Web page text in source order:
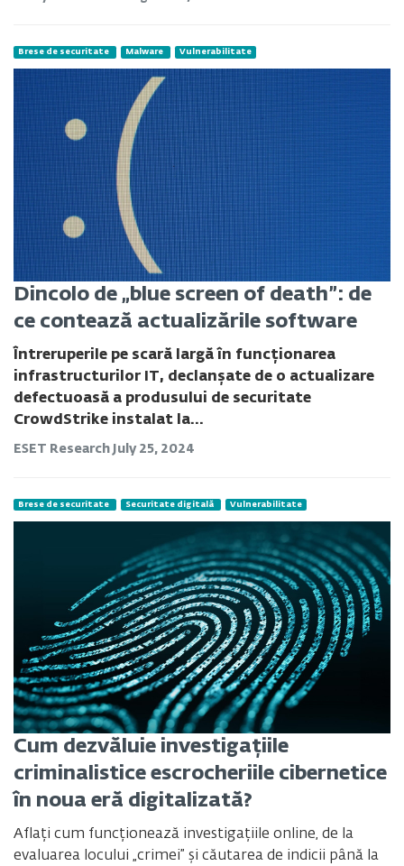
Brese de securitate Malware Vulnerabilitate
Dincolo de „blue screen of death”: de
ce contează actualizările software
Întreruperile pe scară largă în funcționarea
infrastructurilor IT, declanșate de o actualizare
defectuoasă a produsului de securitate
CrowdStrike instalat la...
ESET Research July 25, 2024
Brese de securitate Securitate digitală Vulnerabilitate
Cum dezvăluie investigațiile
criminalistice escrocheriile cibernetice
în noua eră digitalizată?
Aflați cum funcționează investigațiile online, de la
evaluarea locului „crimei” și căutarea de indicii până la